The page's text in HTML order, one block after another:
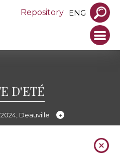
Repository ENG
D'ETÉ
Deauville